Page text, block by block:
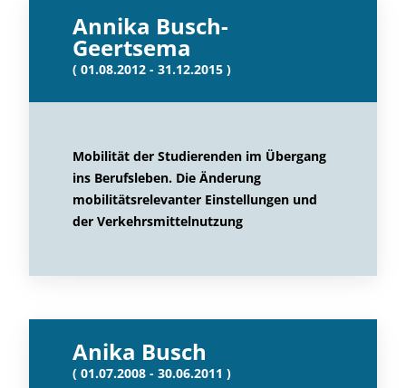
Annika Busch-
Geertsema
( 01.08.2012 - 31.12.2015 )
Mobilität der Studierenden im Übergang
ins Berufsleben. Die Änderung
mobilitätsrelevanter Einstellungen und
der Verkehrsmittelnutzung
Anika Busch
( 01.07.2008 - 30.06.2011 )